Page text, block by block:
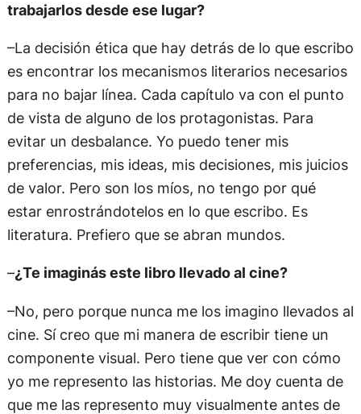
trabajarlos desde ese lugar?
–La decisión ética que hay detrás de lo que escribo
es encontrar los mecanismos literarios necesarios
para no bajar línea. Cada capítulo va con el punto
de vista de alguno de los protagonistas. Para
evitar un desbalance. Yo puedo tener mis
preferencias, mis ideas, mis decisiones, mis juicios
de valor. Pero son los míos, no tengo por qué
estar enrostrándotelos en lo que escribo. Es
literatura. Prefiero que se abran mundos.
–¿Te imaginás este libro llevado al cine?
–No, pero porque nunca me los imagino llevados al
cine. Sí creo que mi manera de escribir tiene un
componente visual. Pero tiene que ver con cómo
yo me represento las historias. Me doy cuenta de
que me las represento muy visualmente antes de